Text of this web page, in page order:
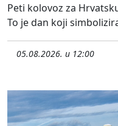
Peti kolovoz za
To je dan koji
05.08.2026. u 12:00